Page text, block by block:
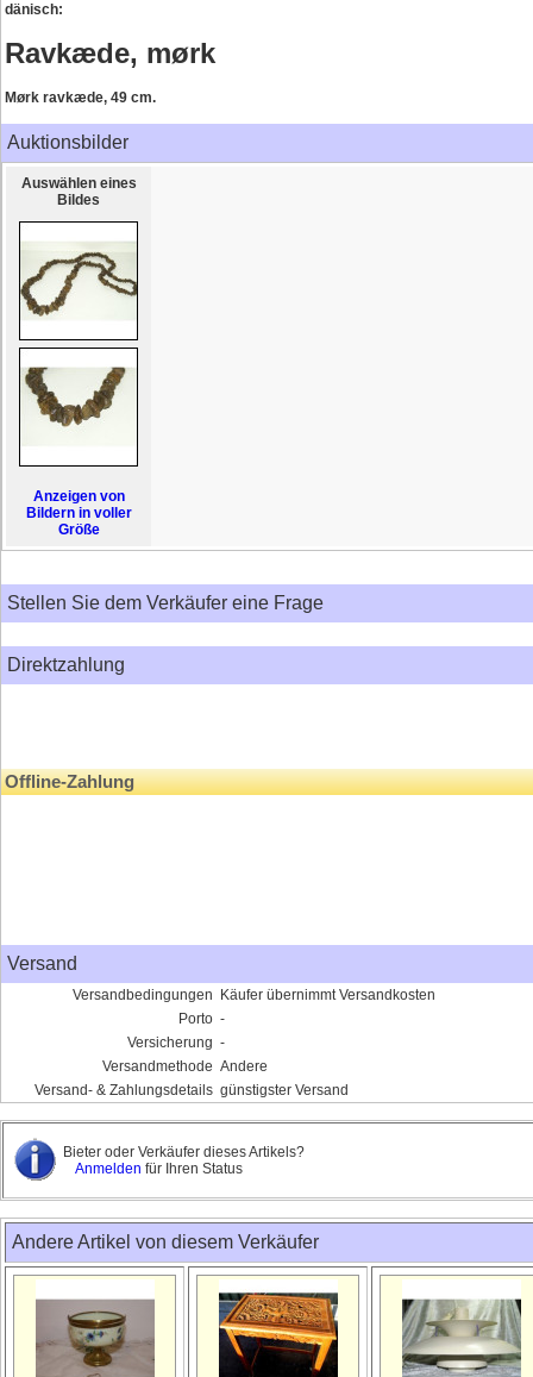
dänisch:
Ravkæde, mørk
Mørk ravkæde, 49 cm.
Auktionsbilder
Auswählen eines
Bildes
Anzeigen von
Bildern in voller
Größe
Stellen Sie dem Verkäufer eine Frage
Direktzahlung
Offline-Zahlung
Versand
Versandbedingungen
Käufer übernimmt Versandkosten
Porto -
Versicherung -
Versandmethode Andere
Versand- & Zahlungsdetails günstigster Versand
Bieter oder Verkäufer dieses Artikels?
Anmelden für Ihren Status
Andere Artikel von diesem Verkäufer